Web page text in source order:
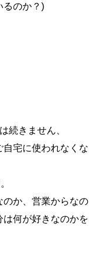
るのか？)
続きません、
宅に使われなくな
のか、営業からなの
何が好きなのかを